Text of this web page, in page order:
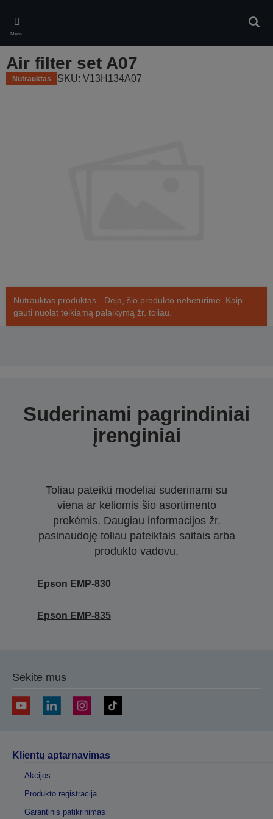
main
content
Meniu
Air filter set A07
Nutrauktas SKU: V13H134A07
Nutrauktas produktas - Deja, šio produkto nebeturime. Kaip
gauti nuolat teikiamą palaikymą žr. toliau.
Suderinami pagrindiniai
įrenginiai
Toliau pateikti modeliai suderinami su
viena ar keliomis šio asortimento
prekėmis. Daugiau informacijos žr.
pasinaudoję toliau pateiktais saitais arba
produkto vadovu.
Epson EMP-830
Epson EMP-835
Sekite mus
Klientų aptarnavimas
Akcijos
Produkto registracija
Garantinis patikrinimas